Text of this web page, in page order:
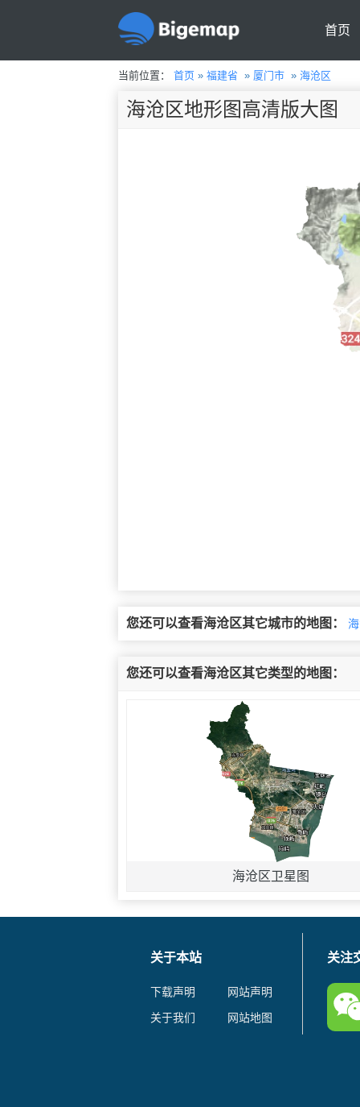
首页
当前位置： 首页» 福建省 » 厦门市» 海沧区
海沧区地形图高清版大图
您还可以查看海沧区其它城市的地图：
您还可以查看海沧区其它类型的地图：
海沧区卫星图
关于本站
下载声明
网站声明
关于我们
网站地图
关注